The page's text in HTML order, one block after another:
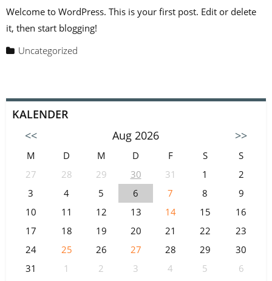
Welcome to WordPress. This is your first post. Edit or delete
it, then start blogging!
Uncategorized
KALENDER
<<
Aug 2026 >>
M D M D F S
S
27
28 29 30 31 1
2
3
4 5 6 7 8
9
10
11 12 13 14 15
16
17
18 19 20 21 22
23
24
25 26 27 28 29
30
31
1 2 3 4 5 6